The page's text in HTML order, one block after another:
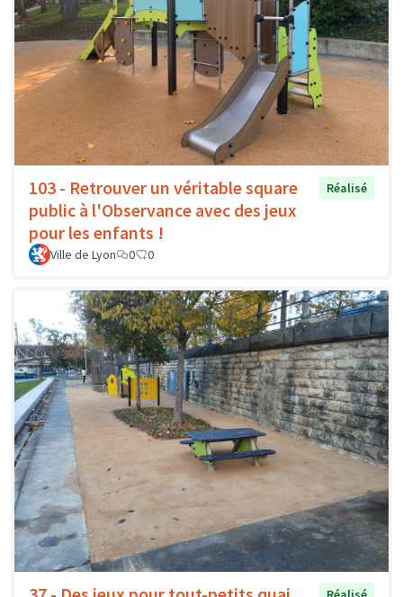
103 - Retrouver un véritable square
public à l'Observance avec des jeux
pour les enfants !
Réalisé
Ville de Lyon 0 0